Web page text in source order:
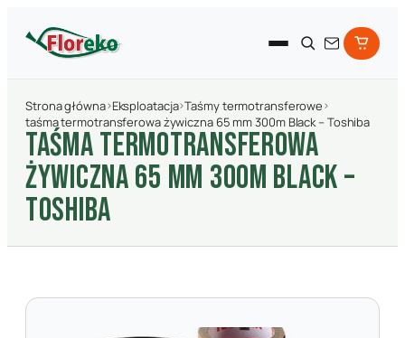
Strona główna›Eksploatacja›Taśmy termotransferowe›
taśma termotransferowa żywiczna 65 mm 300m Black – Toshiba
TAśMA TERMOTRANSFEROWA
żYWICZNA 65 MM 300M BLACK –
TOSHIBA